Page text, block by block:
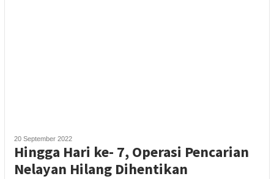
20 September 2022
Hingga Hari ke- 7, Operasi Pencarian
Nelayan Hilang Dihentikan